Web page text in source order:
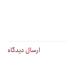
ارسال دیدگاه